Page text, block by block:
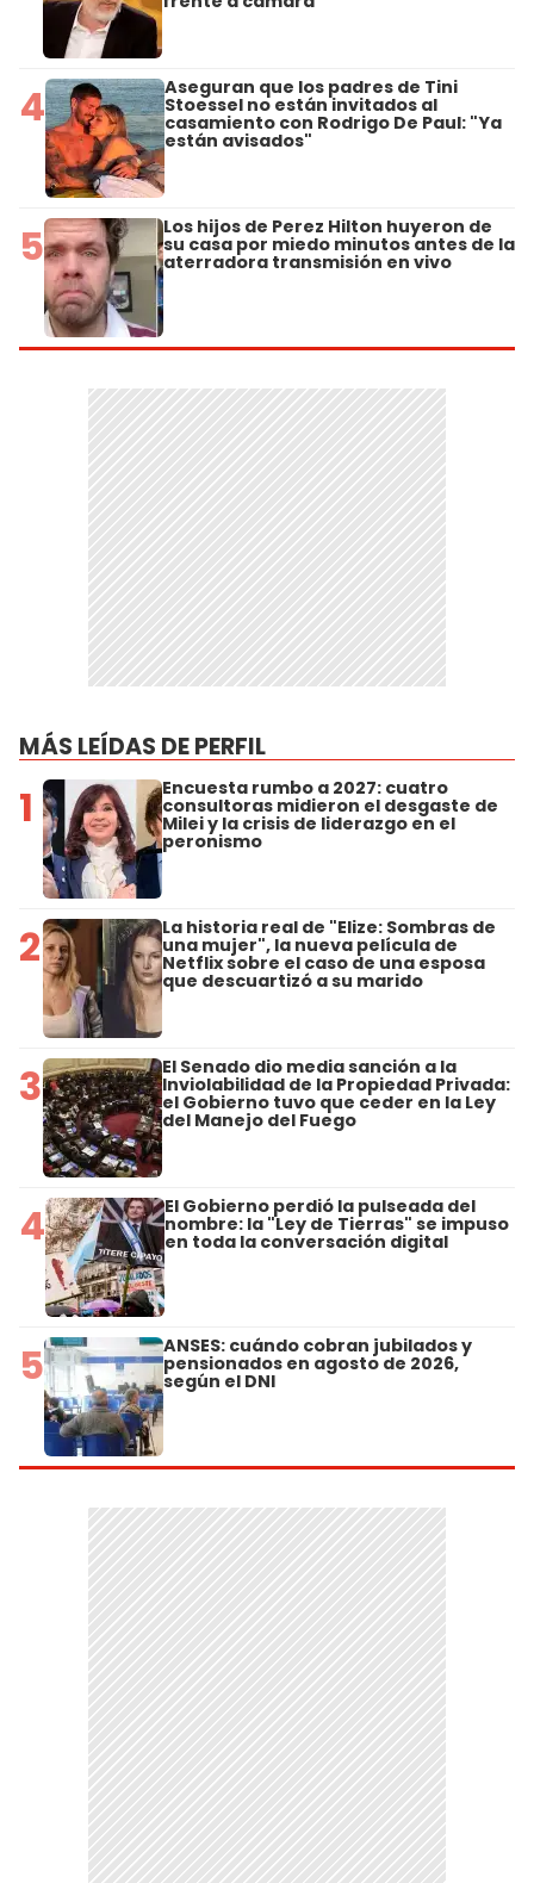
4 Aseguran que los padres de Tini
Stoessel no están invitados al
casamiento con Rodrigo De Paul: "Ya
están avisados"
5 Los hijos de Perez Hilton huyeron de
su casa por miedo minutos antes de la
aterradora transmisión en vivo
MÁS LEÍDAS DE PERFIL
1 Encuesta rumbo a 2027: cuatro
consultoras midieron el desgaste de
Milei y la crisis de liderazgo en el
peronismo
2 La historia real de "Elize: Sombras de
una mujer", la nueva película de
Netflix sobre el caso de una esposa
que descuartizó a su marido
3 El Senado dio media sanción a la
Inviolabilidad de la Propiedad Privada:
el Gobierno tuvo que ceder en la Ley
del Manejo del Fuego
4 El Gobierno perdió la pulseada del
nombre: la "Ley de Tierras" se impuso
en toda la conversación digital
5 ANSES: cuándo cobran jubilados y
pensionados en agosto de 2026,
según el DNI